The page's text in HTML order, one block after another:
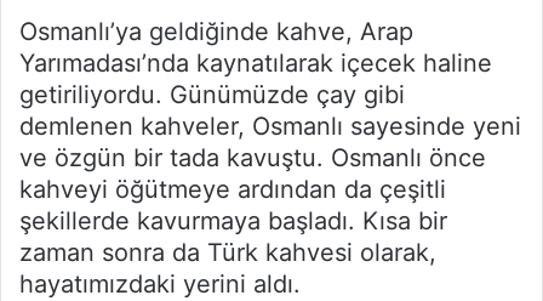
Osmanlı’ya geldiğinde kahve, Arap
Yarımadası’nda kaynatılarak içecek haline
getiriliyordu. Günümüzde çay gibi
demlenen kahveler, Osmanlı sayesinde yeni
ve özgün bir tada kavuştu. Osmanlı önce
kahveyi öğütmeye ardından da çeşitli
şekillerde kavurmaya başladı. Kısa bir
zaman sonra da Türk kahvesi olarak,
hayatımızdaki yerini aldı.